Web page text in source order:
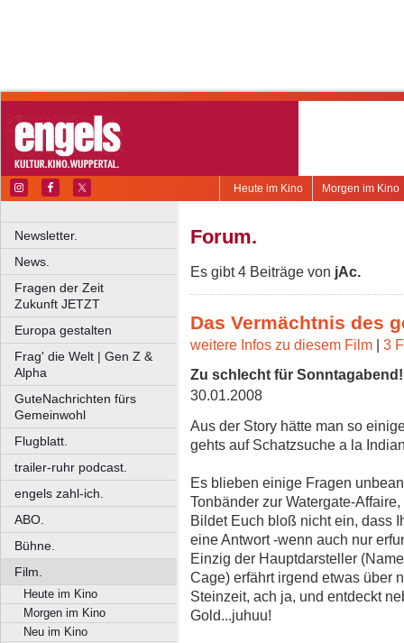
Morgen im Kino
Heute im Kino
Newsletter.
News.
Fragen der Zeit
Zukunft JETZT
Europa gestalten
Frag' die Welt | Gen Z &
Alpha
GuteNachrichten fürs
Gemeinwohl
Flugblatt.
trailer-ruhr podcast.
engels zahl-ich.
ABO.
Bühne.
Film.
Heute im Kino
Morgen im Kino
Neu im Kino
Forum.
Es gibt 4 Beiträge von jAc.
Das Vermächtnis des
weitere Infos zu diesem Film | 3
Zu schlecht für Sonntagabend!
30.01.2008
Aus der Story hätte man so
gehts auf Schatzsuche a la
Es blieben einige Fragen
Tonbänder zur Watergate-
Bildet Euch bloß nicht ein, dass
eine Antwort -wenn auch nur
Einzig der Hauptdarsteller
Cage) erfährt irgend etwas über
Steinzeit, ach ja, und entdeckt
Gold...juhuu!